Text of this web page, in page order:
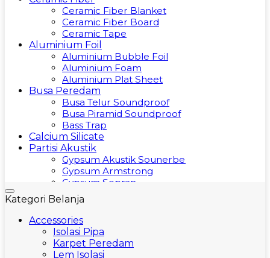
Ceramic Fiber Blanket
Ceramic Fiber Board
Ceramic Tape
Aluminium Foil
Aluminium Bubble Foil
Aluminium Foam
Aluminium Plat Sheet
Busa Peredam
Busa Telur Soundproof
Busa Piramid Soundproof
Bass Trap
Calcium Silicate
Partisi Akustik
Gypsum Akustik Sounerbell
Gypsum Armstrong
Gypsum Sopran
Gypsum Soundstop
Gysum Akustik Cleneo
Yumen
Accessories
Karpet Peredam
GreenWool Hilon
Kategori Belanja
Accessories
Isolasi Pipa
Karpet Peredam
Lem Isolasi